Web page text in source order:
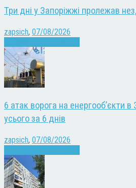
Три дні у Запоріжжі пролежав
zapsich, 07/08/2026
6 атак ворога на енергооб’єкти в
усього за 6 днів
zapsich, 07/08/2026